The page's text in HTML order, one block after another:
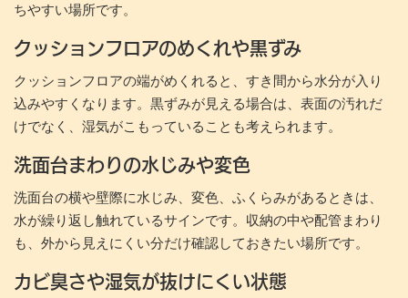
ちやすい場所です。
クッションフロアのめくれや黒ずみ
クッションフロアの端がめくれると、すき間から水分が入り
込みやすくなります。黒ずみが見える場合は、表面の汚れだ
けでなく、湿気がこもっていることも考えられます。
洗面台まわりの水じみや変色
洗面台の横や壁際に水じみ、変色、ふくらみがあるときは、
水が繰り返し触れているサインです。収納の中や配管まわり
も、外から見えにくい分だけ確認しておきたい場所です。
カビ臭さや湿気が抜けにくい状態